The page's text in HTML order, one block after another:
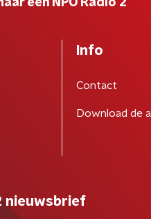
één NPO Radio 2
Info
Contact
Download de
nieuwsbrief